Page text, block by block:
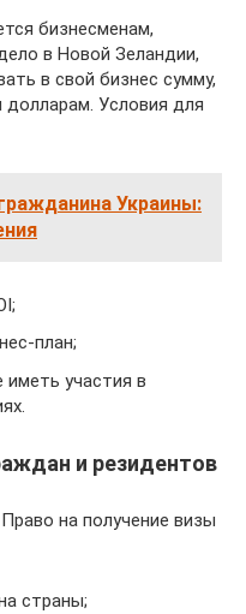
бизнесменам,
в Новой Зеландии,
в свой бизнес сумму,
Условия для
Украины:
план;
участия в
и резидентов
на получение визы
страны;